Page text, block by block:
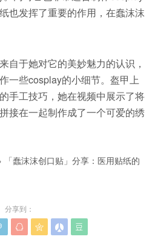
也发挥了重要的作用，在蠢沫沫
自于她对它的美妙魅力的认识，
一些cosplay的小细节。盔甲上
手工技巧，她在视频中展示了将
接在一起制作成了一个可爱的绣
「蠢沫沫创口贴」分享：医用贴纸的
分享到：
   